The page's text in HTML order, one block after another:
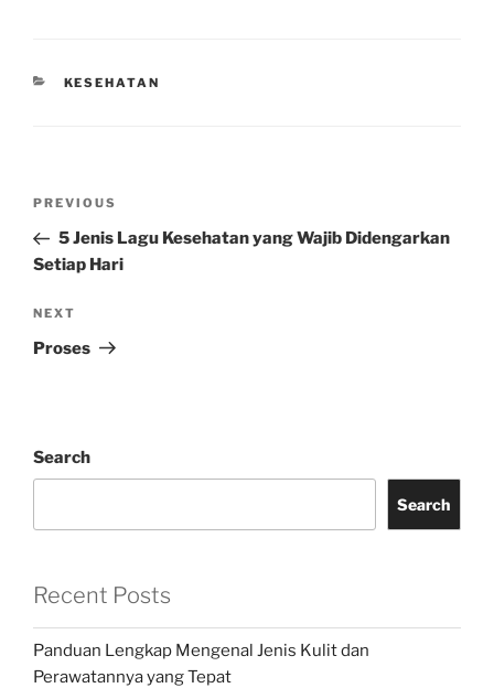
CATEGORIES
KESEHATAN
Previous
Post
PREVIOUS
5 Jenis Lagu Kesehatan yang Wajib Didengarkan
Setiap Hari
Next
Post
NEXT
Proses
Search
Search
Recent Posts
Panduan Lengkap Mengenal Jenis Kulit dan
Perawatannya yang Tepat